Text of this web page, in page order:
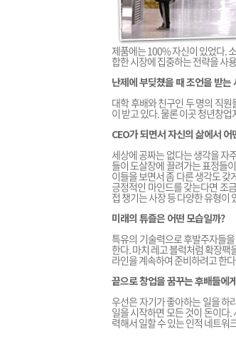
제품에는 100% 자신이 있었다.
합한 시장에 집중하는 전략을 사
난제에 부딪쳤을 때 조언을 받는
대학 후배와 친구인 두 명의 직
이 받고 있다. 물론 이곳 청년창
CEO가 되면서 자신의 삶에서
세상에 공짜는 없다는 생각을 자
들이 도살장에 끌려가는 표정들
이들을 보면서 좀 다른 생각도 갖
긍정적인 마인드를 갖는다면 조
접 챙기는 사장 등 다양한 유형이
미래의 튜즐은 어떤 모습일까?
특유의 기술력으로 후발주자들
한다. 마치 레고 블럭처럼 확장팩
라인을 계속하여 준비하려고 한
끝으로 창업을 꿈꾸는 후배들에
우선은 자기가 좋아하는 일을 하
일을 시작하면 모든 것이 돈이다
력해서 일할 수 있는 인적 네트워